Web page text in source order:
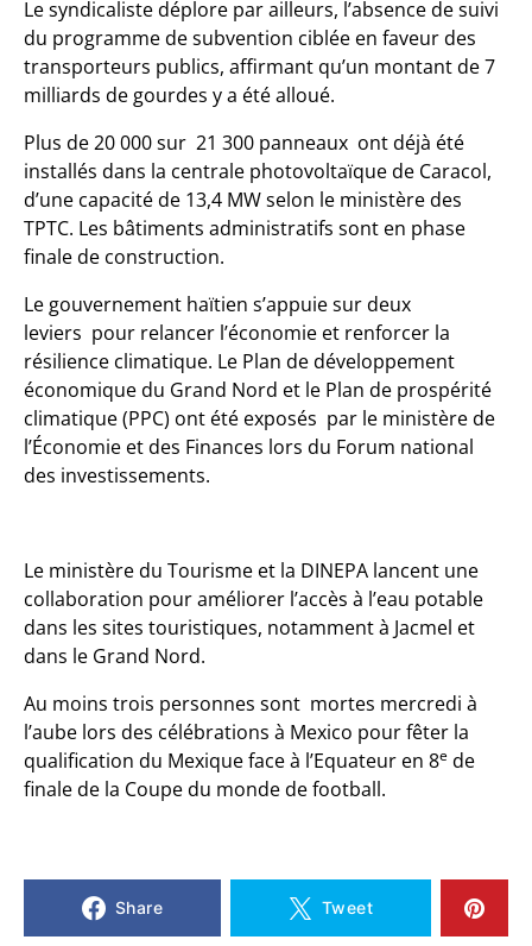
Le syndicaliste déplore par ailleurs, l’absence de suivi
du programme de subvention ciblée en faveur des
transporteurs publics, affirmant qu’un montant de 7
milliards de gourdes y a été alloué.
Plus de 20 000 sur 21 300 panneaux ont déjà été
installés dans la centrale photovoltaïque de Caracol,
d’une capacité de 13,4 MW selon le ministère des
TPTC. Les bâtiments administratifs sont en phase
finale de construction.
Le gouvernement haïtien s’appuie sur deux
leviers pour relancer l’économie et renforcer la
résilience climatique. Le Plan de développement
économique du Grand Nord et le Plan de prospérité
climatique (PPC) ont été exposés par le ministère de
l’Économie et des Finances lors du Forum national
des investissements.
Le ministère du Tourisme et la DINEPA lancent une
collaboration pour améliorer l’accès à l’eau potable
dans les sites touristiques, notamment à Jacmel et
dans le Grand Nord.
Au moins trois personnes sont mortes mercredi à
l’aube lors des célébrations à Mexico pour fêter la
qualification du Mexique face à l’Equateur en 8e de
finale de la Coupe du monde de football.
Share Tweet